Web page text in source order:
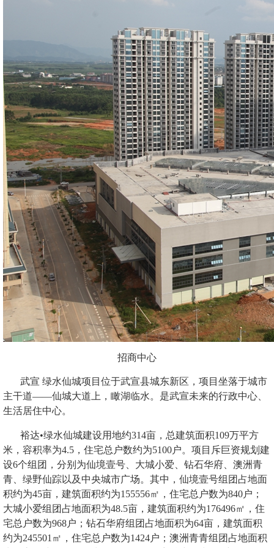
招商中心
武宣 绿水仙城项目位于武宣县城东新区，项目坐落于城市
主干道——仙城大道上，瞰湖临水。是武宣未来的行政中心、
生活居住中心。
裕达•绿水仙城建设用地约314亩，总建筑面积109万平方
米，容积率为4.5 ，住宅总户数约为5100户。项目斥巨资规划建
设6个组团，分别为仙境壹号、大城小爱、钻石华府、澳洲青
青、绿野仙踪以及中央城市广场。其中，仙境壹号组团占地面
积约为45亩，建筑面积约为155556㎡，住宅总户数为840户；
大城小爱组团占地面积为48.5亩，建筑面积约为176496㎡，住
宅总户数为968户；钻石华府组团占地面积为64亩，建筑面积
约为245501 ㎡，住宅总户数为1424户；澳洲青青组团占地面积